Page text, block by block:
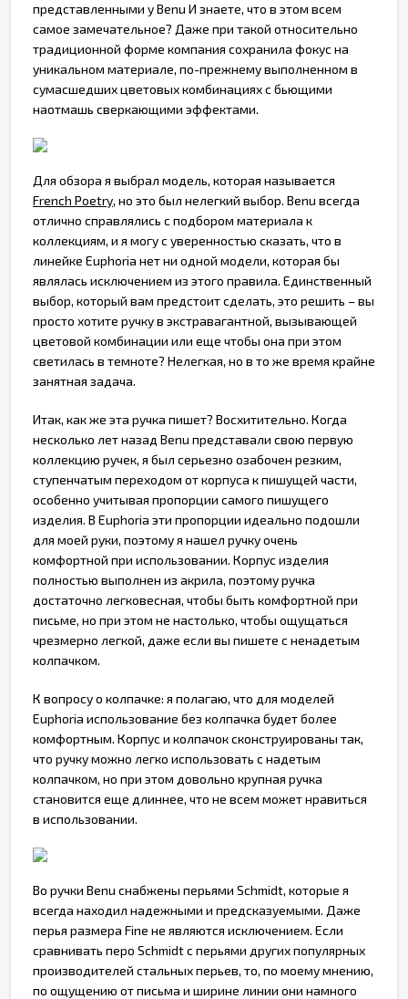
представленными у Benu И знаете, что в этом всем
самое замечательное? Даже при такой относительно
традиционной форме компания сохранила фокус на
уникальном материале, по-прежнему выполненном в
сумасшедших цветовых комбинациях с бьющими
наотмашь сверкающими эффектами.
Для обзора я выбрал модель, которая называется
French Poetry, но это был нелегкий выбор. Benu всегда
отлично справлялись с подбором материала к
коллекциям, и я могу с уверенностью сказать, что в
линейке Euphoria нет ни одной модели, которая бы
являлась исключением из этого правила. Единственный
выбор, который вам предстоит сделать, это решить – вы
просто хотите ручку в экстравагантной, вызывающей
цветовой комбинации или еще чтобы она при этом
светилась в темноте? Нелегкая, но в то же время крайне
занятная задача.
Итак, как же эта ручка пишет? Восхитительно. Когда
несколько лет назад Benu представали свою первую
коллекцию ручек, я был серьезно озабочен резким,
ступенчатым переходом от корпуса к пишущей части,
особенно учитывая пропорции самого пишущего
изделия. В Euphoria эти пропорции идеально подошли
для моей руки, поэтому я нашел ручку очень
комфортной при использовании. Корпус изделия
полностью выполнен из акрила, поэтому ручка
достаточно легковесная, чтобы быть комфортной при
письме, но при этом не настолько, чтобы ощущаться
чрезмерно легкой, даже если вы пишете с ненадетым
колпачком.
К вопросу о колпачке: я полагаю, что для моделей
Euphoria использование без колпачка будет более
комфортным. Корпус и колпачок сконструированы так,
что ручку можно легко использовать с надетым
колпачком, но при этом довольно крупная ручка
становится еще длиннее, что не всем может нравиться
в использовании.
Во ручки Benu снабжены перьями Schmidt, которые я
всегда находил надежными и предсказуемыми. Даже
перья размера Fine не являются исключением. Если
сравнивать перо Schmidt с перьями других популярных
производителей стальных перьев, то, по моему мнению,
по ощущению от письма и ширине линии они намного